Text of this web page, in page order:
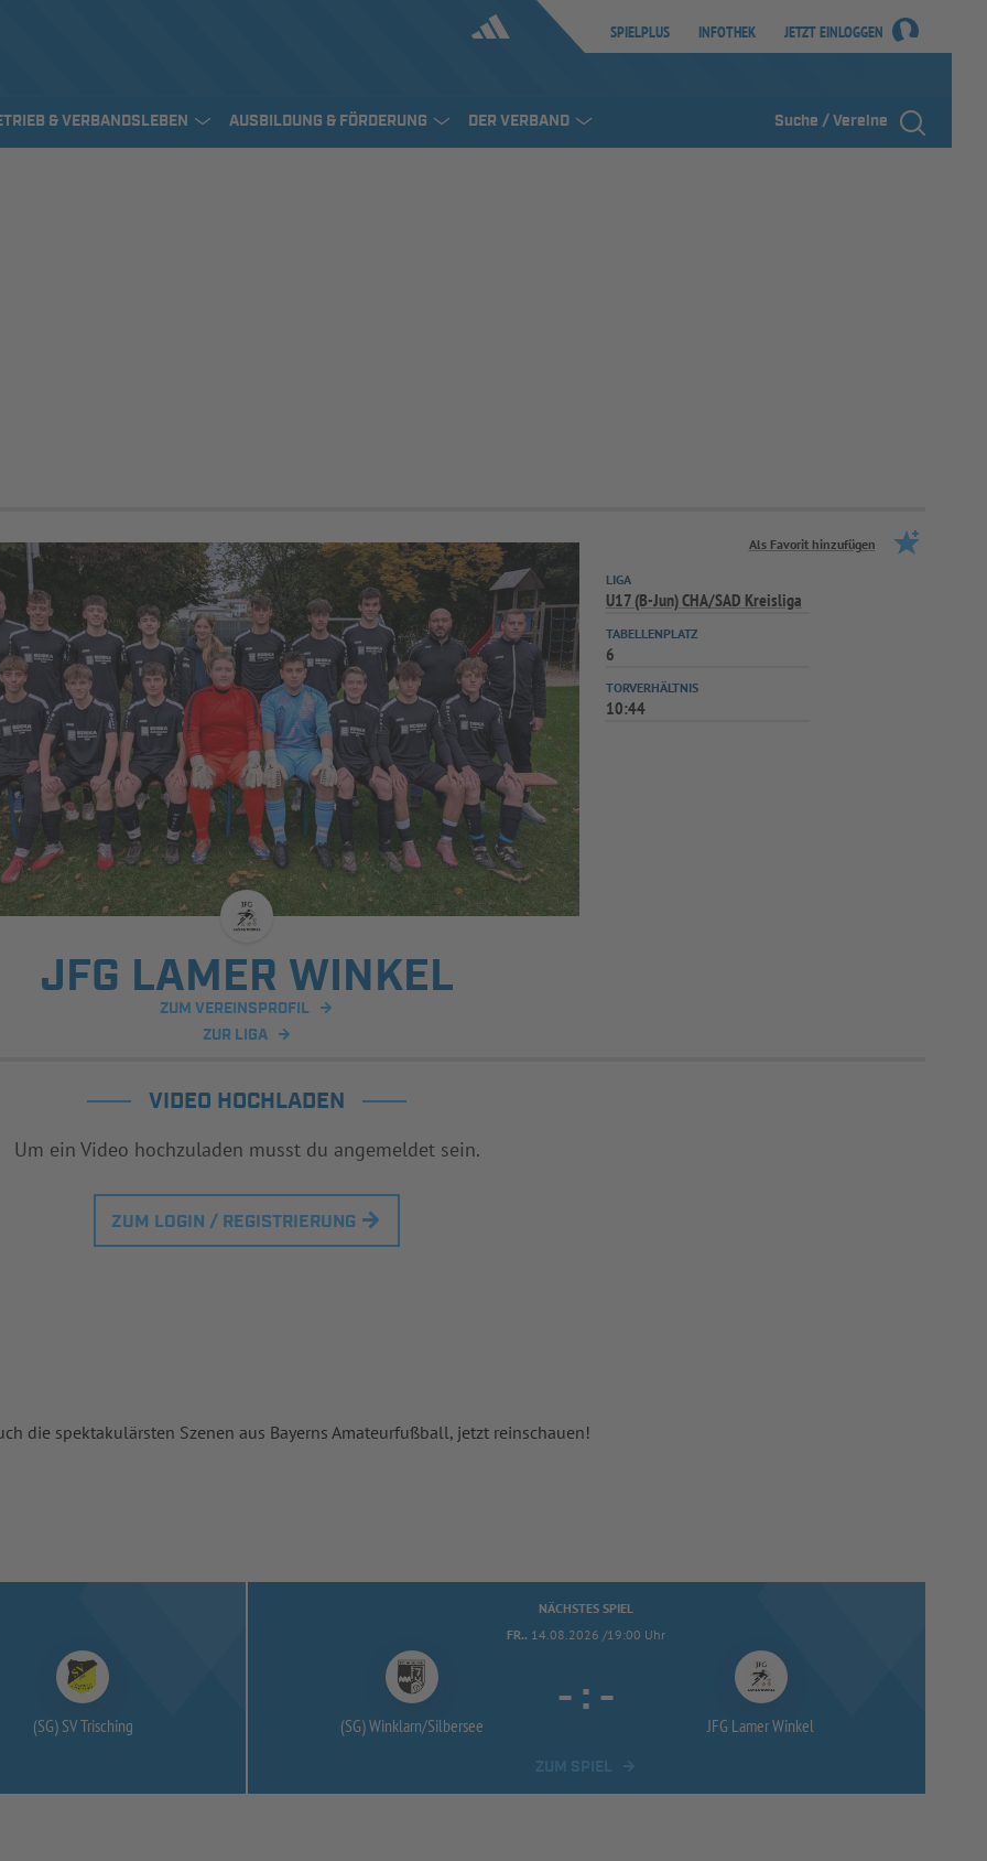
SPIELPLUS INFOTHEK JETZT EINLOGGEN
& VERBANDSLEBEN AUSBILDUNG & FÖRDERUNG DER VERBAND Suche / Vereine
Als Favorit hinzufügen
JFG LAMER WINKEL
ZUM VEREINSPROFIL
ZUR LIGA
LIGA
U17 (B-Jun) CHA/SAD Kreisliga
TABELLENPLATZ
6
TORVERHÄLTNIS
10:44
VIDEO HOCHLADEN
Um ein Video hochzuladen musst du angemeldet sein.
ZUM LOGIN / REGISTRIERUNG
die spektakulärsten Szenen aus Bayerns Amateurfußball, jetzt reinschauen!
(SG) SV Trisching
NÄCHSTES SPIEL
FR.. 14.08.2026 /19:00 Uhr
(SG) Winklarn/Silbersee
- : -
JFG Lamer Winkel